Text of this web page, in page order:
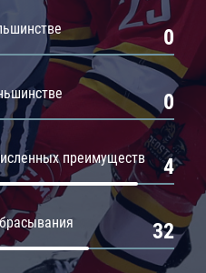
0
0
преимуществ 4
32